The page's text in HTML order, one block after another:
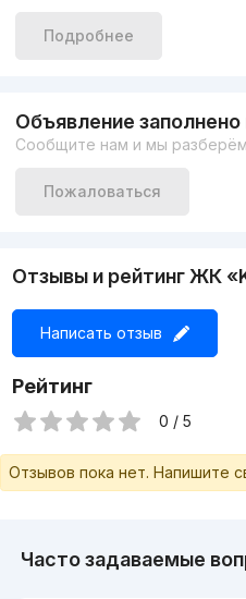
Мебель/техника
Гардеробная, 2 санузла
Подробнее
Объявление заполнено
Сообщите нам и мы
Пожаловаться
Отзывы и рейтинг ЖК
Написать отзыв
Рейтинг
0 / 5
Отзывов пока нет. Напишите
Часто задаваемые